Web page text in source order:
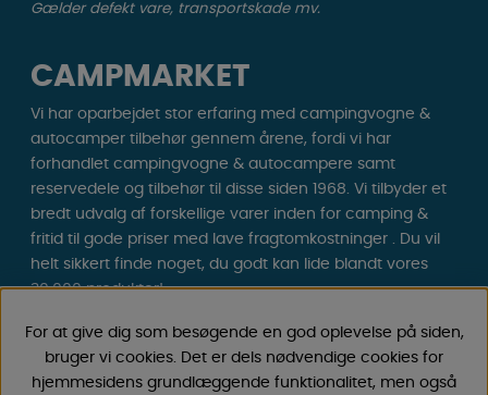
Gælder defekt vare, transportskade mv.
CAMPMARKET
Vi har oparbejdet stor erfaring med campingvogne &
autocamper tilbehør gennem årene, fordi vi har
forhandlet campingvogne & autocampere samt
reservedele og tilbehør til disse siden 1968. Vi tilbyder et
bredt udvalg af forskellige varer inden for camping &
fritid til gode priser med lave fragtomkostninger . Du vil
helt sikkert finde noget, du godt kan lide blandt vores
30.000 produkter!
Følg os på Facebook og Instagram for inspiration,
nyheder og eksklusive tilbud. Campinglivet begynder
hos os!
For at give dig som besøgende en god oplevelse på siden,
bruger vi cookies. Det er dels nødvendige cookies for
hjemmesidens grundlæggende funktionalitet, men også